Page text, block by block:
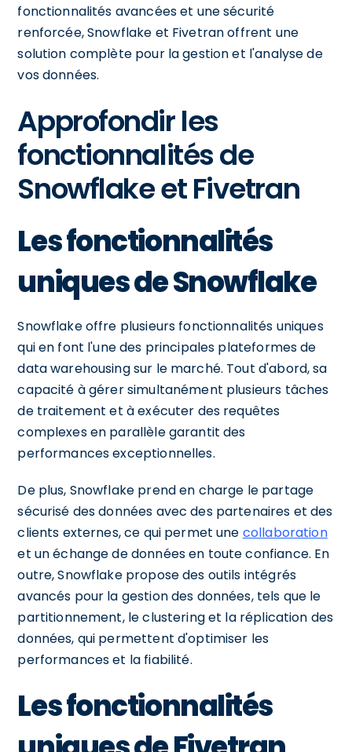
fonctionnalités avancées et une sécurité
renforcée, Snowflake et Fivetran offrent une
solution complète pour la gestion et l'analyse de
vos données.
Approfondir les
fonctionnalités de
Snowflake et Fivetran
Les fonctionnalités
uniques de Snowflake
Snowflake offre plusieurs fonctionnalités uniques
qui en font l'une des principales plateformes de
data warehousing sur le marché. Tout d'abord, sa
capacité à gérer simultanément plusieurs tâches
de traitement et à exécuter des requêtes
complexes en parallèle garantit des
performances exceptionnelles.
De plus, Snowflake prend en charge le partage
sécurisé des données avec des partenaires et des
clients externes, ce qui permet une collaboration
et un échange de données en toute confiance. En
outre, Snowflake propose des outils intégrés
avancés pour la gestion des données, tels que le
partitionnement, le clustering et la réplication des
données, qui permettent d'optimiser les
performances et la fiabilité.
Les fonctionnalités